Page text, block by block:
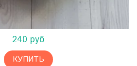
240 руб
КУПИТЬ